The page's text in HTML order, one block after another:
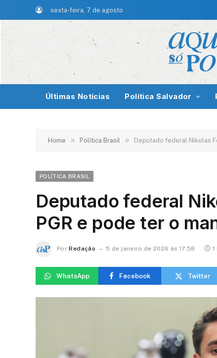
sexta-feira, 7 de agosto
Últimas Notícias Política Salvador
Home » Política Brasil » Deputado federal Nikolas
POLÍTICA BRASIL
Deputado federal
PGR e pode ter o
Por Redação 5 de janeiro de 2026 às 17:58
WhatsApp Facebook Twitter